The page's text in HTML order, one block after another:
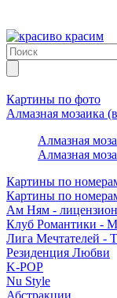
Картины по фото
Алмазная мозаика
Алмазная
Алмазная
Картины по
Картины по
Ам Ням -
Клуб Романтики -
Лига Мечтателей -
Резиденция Любви
K-POP
Nu Style
Абстракции